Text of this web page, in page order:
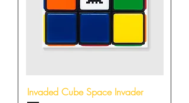
Invaded Cube Space Invader